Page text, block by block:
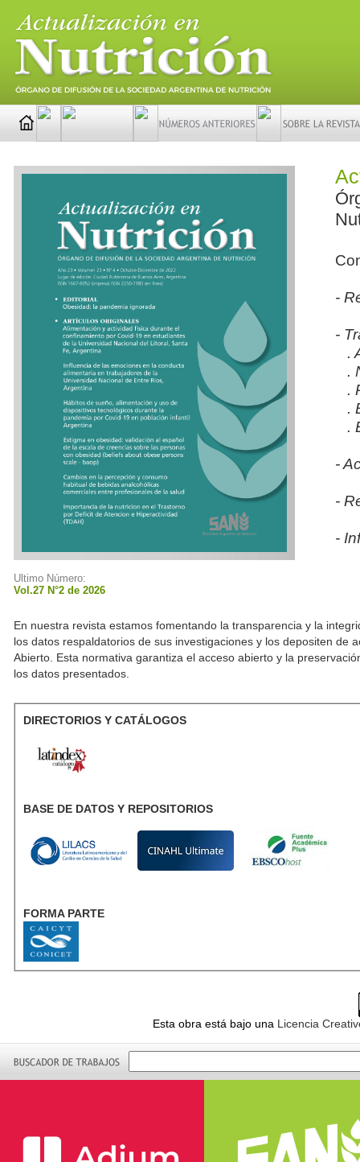
Ultimo Número:
Vol.27 N°2 de 2026
-
-
.
.
.
.
.
-
-
-
En nuestra revista estamos fomentando la transparencia y la
los datos respaldatorios de sus investigaciones y los depositen de
Abierto. Esta normativa garantiza el acceso abierto y la
los datos presentados.
DIRECTORIOS Y CATÁLOGOS
BASE DE DATOS Y REPOSITORIOS
FORMA PARTE
Esta obra está bajo una Licencia